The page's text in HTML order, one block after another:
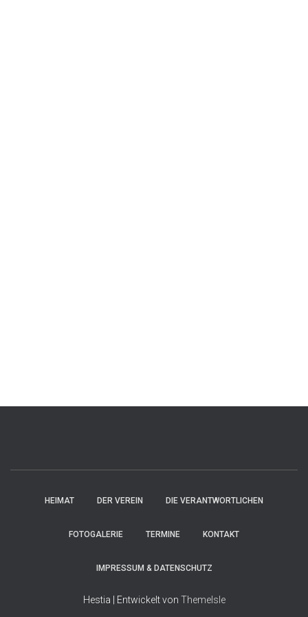
HEIMAT DER VEREIN DIE VERANTWORTLICHEN
FOTOGALERIE TERMINE KONTAKT
IMPRESSUM & DATENSCHUTZ
Hestia | Entwickelt von ThemeIsle